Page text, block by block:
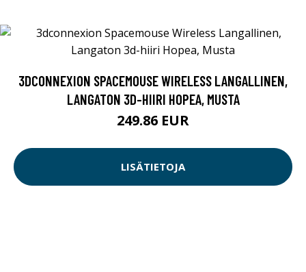
3DCONNEXION SPACEMOUSE WIRELESS LANGALLINEN,
LANGATON 3D-HIIRI HOPEA, MUSTA
249.86 EUR
LISÄTIETOJA